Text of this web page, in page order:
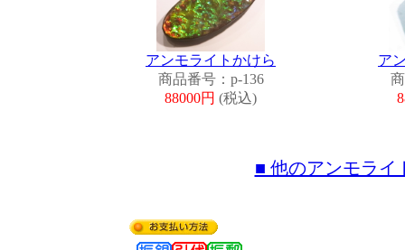
アンモライトかけら
商品番号：p-136
88000円 (税込)
ア
■ 他のアンモライ